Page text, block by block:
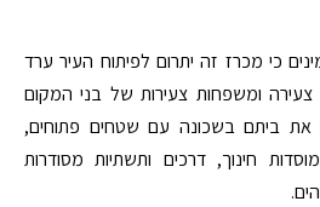
כי מכרז זה יתרום לפיתוח העיר ערד
צעירה ומשפחות צעירות של בני המקום
את ביתם בשכונה עם שטחים פתוחים,
חינוך, דרכים ותשתיות מסודרות